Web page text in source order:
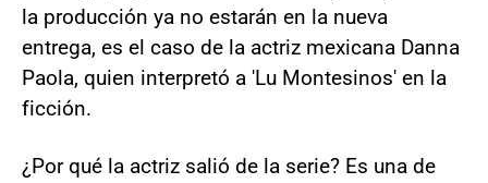
la producción ya no estarán en la nueva
entrega, es el caso de la actriz mexicana Danna
Paola, quien interpretó a 'Lu Montesinos' en la
ficción.
¿Por qué la actriz salió de la serie? Es una de